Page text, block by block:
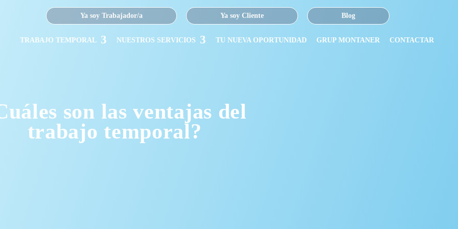
Ya soy Trabajador/a Ya soy Cliente Blog
TRABAJO TEMPORAL NUESTROS SERVICIOS TU NUEVA OPORTUNIDAD GRUP MONTANER CONTACTAR
son las ventajas del
trabajo temporal?